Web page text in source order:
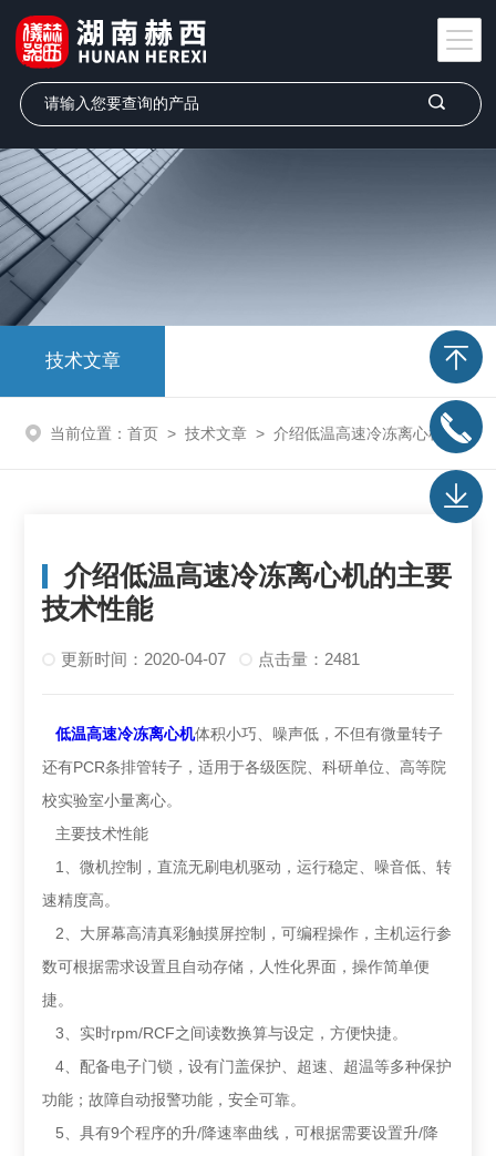
技术文章
当前位置： 首页 > 技术文章 > 介绍低温高速冷冻离心机的主要技术性能
介绍低温高速冷冻离心机的主要
技术性能
更新时间：2020-04-07 点击量：2481
低温高速冷冻离心机体积小巧、噪声低，不但有微量转子
还有PCR条排管转子，适用于各级医院、科研单位、高等院
校实验室小量离心。
主要技术性能
1、微机控制，直流无刷电机驱动，运行稳定、噪音低、转
速精度高。
2、大屏幕高清真彩触摸屏控制，可编程操作，主机运行参
数可根据需求设置且自动存储，人性化界面，操作简单便
捷。
3、实时rpm/RCF之间读数换算与设定，方便快捷。
4、配备电子门锁，设有门盖保护、超速、超温等多种保护
功能；故障自动报警功能，安全可靠。
5、具有9个程序的升/降速率曲线，可根据需要设置升/降